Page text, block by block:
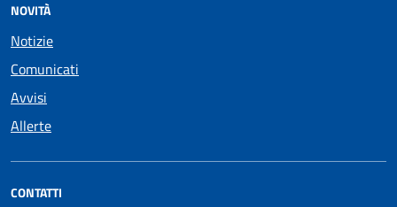
NOVITÀ
Notizie
Comunicati
Avvisi
Allerte
CONTATTI